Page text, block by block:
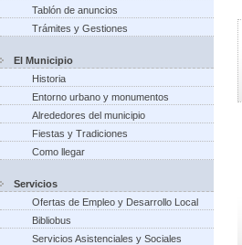
Tablón de anuncios
Trámites y Gestiones
El Municipio
Historia
Entorno urbano y monumentos
Alrededores del municipio
Fiestas y Tradiciones
Como llegar
Servicios
Ofertas de Empleo y Desarrollo Local
Bibliobus
Servicios Asistenciales y Sociales